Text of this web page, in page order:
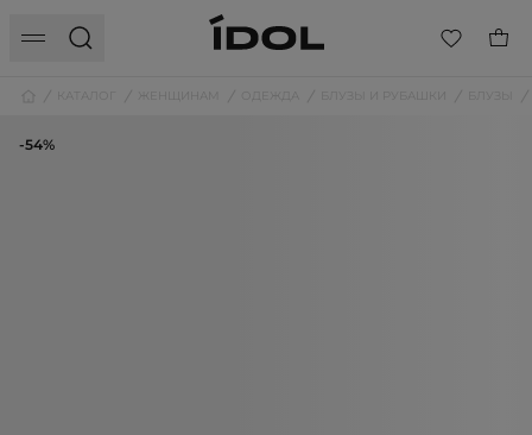
-54%